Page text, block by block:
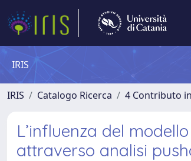
IRIS
IRIS Catalogo Ricerca 4 Contributo
L’influenza del
attraverso analisi